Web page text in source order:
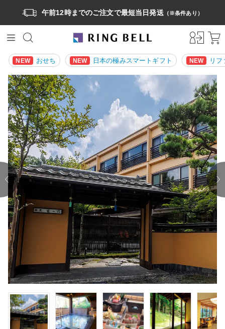
午前12時までのご注文で最短当日発送（※条件あり）
NEW おせち NEW 日本の極みスマートギフト NEW リ
prev